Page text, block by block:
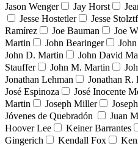
Jason Wenger
Jay Horst
Jesse Hostetler
Jesse
Ramírez
Joe Bauman Joe
Martin
John Bearinger
John D. Martin
John David
Stauffer
John M. Martin
Jonathan Lehman
Jonathan R.
José Espinoza
José Inocente
Martin
Joseph Miller
Jóvenes de Quebradón
Juan
Hoover Lee
Keiner Barrantes
Gingerich
Kendall Fox